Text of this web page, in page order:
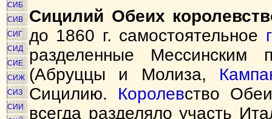
СИБ
СИВ
СИГ
СИД
СИЕ
СИЖ
СИЗ
СИИ
Сицилий Обеих
до 1860 г. самостоятельное
разделенные
(Абруццы и Молиза,
Сицилию. Королевство
всегда разделяло участь